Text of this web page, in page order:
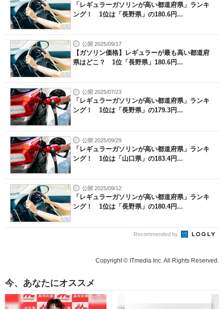
「レギュラーガソリンが高い都道府県」ランキ
ング！ 1位は「長野県」の180.6円...
公開 2025/09/17
【ガソリン価格】レギュラーが最も高い都道府
県はどこ？ 1位「長野県」180.6円...
公開 2025/07/23
「レギュラーガソリンが高い都道府県」ランキ
ング！ 1位は「長野県」の179.3円...
公開 2025/09/29
「レギュラーガソリンが高い都道府県」ランキ
ング！ 1位は「山口県」の183.4円...
公開 2025/09/12
「レギュラーガソリンが高い都道府県」ランキ
ング！ 1位は「長野県」の180.4円...
Recommended by
Copyright © ITmedia Inc. All Rights Reserved.
今、あなたにオススメ